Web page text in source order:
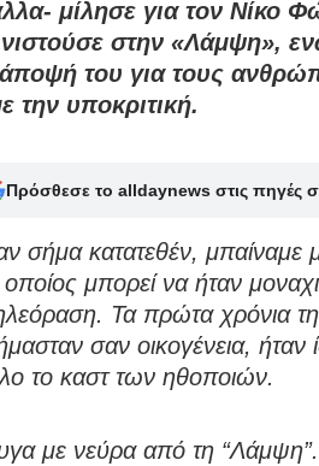
μίλησε για τον Νίκο
στην «Λάμψη»,
του για τους
την υποκριτική.
Πρόσθεσε το alldaynews στις πηγές
σήμα κατατεθέν, μπαίναμε
μπορεί να ήταν
Τα πρώτα χρόνια
σαν οικογένεια, ήταν
το καστ των ηθοποιών.
με νεύρα από τη “Λάμψη”.